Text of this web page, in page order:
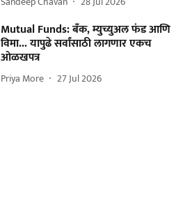
Mutual Funds: बँक, म्युच्युअल फंड आणि
विमा... यापुढे सर्वांसाठी लागणार एकच
ओळखपत्र
Priya More 27 Jul 2026